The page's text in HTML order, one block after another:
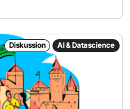
Diskussion AI & Datascience